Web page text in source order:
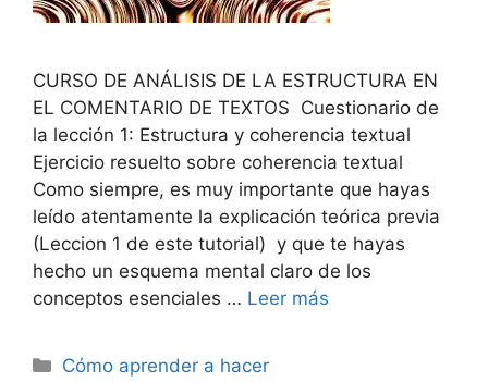
CURSO DE ANÁLISIS DE LA ESTRUCTURA EN
EL COMENTARIO DE TEXTOS Cuestionario de
la lección 1: Estructura y coherencia textual
Ejercicio resuelto sobre coherencia textual
Como siempre, es muy importante que hayas
leído atentamente la explicación teórica previa
(Leccion 1 de este tutorial) y que te hayas
hecho un esquema mental claro de los
conceptos esenciales … Leer más
Categorías
Cómo aprender a hacer